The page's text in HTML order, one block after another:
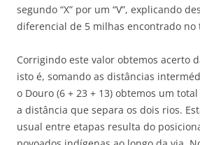
segundo “X” por um “V”, explicando
diferencial de 5 milhas encontrado no
Corrigindo este valor obtemos acerto
isto é, somando as distâncias
o Douro (6 + 23 + 13) obtemos um
a distância que separa os dois rios.
usual entre etapas resulta do